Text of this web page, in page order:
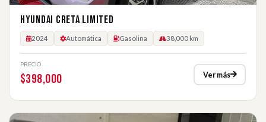
HYUNDAI CRETA LIMITED
2024 Automática Gasolina 38,000 km
PRECIO
$398,000 Ver más